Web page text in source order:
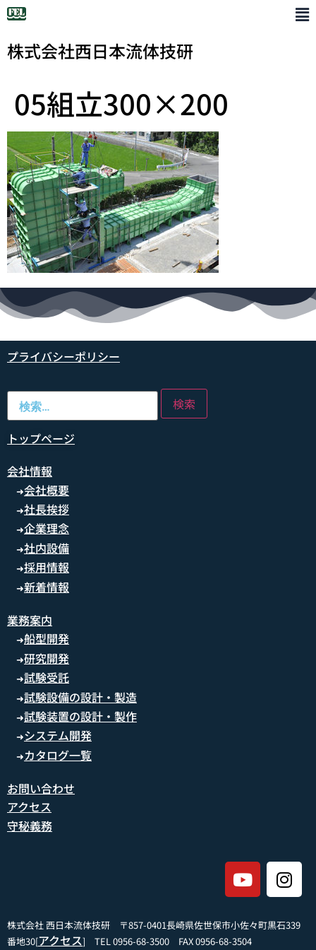
株式会社西日本流体技研
05組立300×200
プライバシーポリシー
トップページ
会社情報
➜会社概要
➜社長挨拶
➜企業理念
➜社内設備
➜採用情報
➜新着情報
業務案内
➜船型開発
➜研究開発
➜試験受託
➜試験設備の設計・製造
➜試験装置の設計・製作
➜システム開発
➜ カタログ一覧
お問い合わせ
アクセス
守秘義務
株式会社 西日本流体技研 〒857-0401長崎県佐世保市小佐々町黒石339
番地30[アクセス] TEL 0956-68-3500 FAX 0956-68-3504